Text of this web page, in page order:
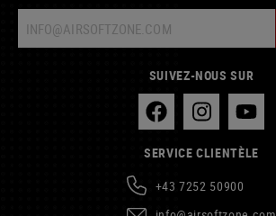
SUIVEZ-NOUS SUR
SERVICE CLIENTÈLE
+43 7252 50900